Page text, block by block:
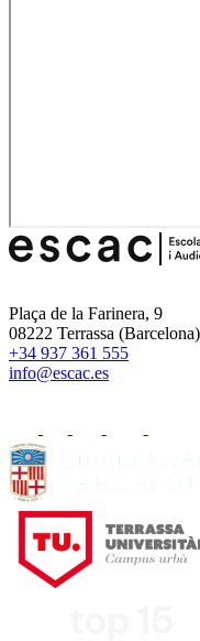
Plaça de la Farinera, 9
08222 Terrassa (Barcelona)
+34 937 361 555
info@escac.es